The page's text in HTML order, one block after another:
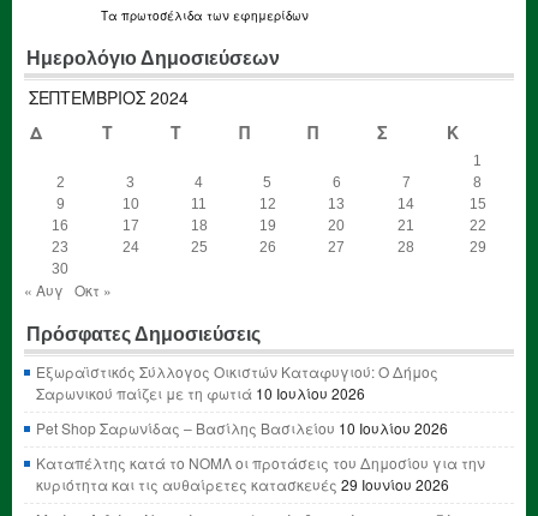
Τα πρωτοσέλιδα των εφημερίδων
Ημερολόγιο Δημοσιεύσεων
ΣΕΠΤΈΜΒΡΙΟΣ 2024
Δ
Τ Τ Π Π Σ Κ
1
2
3 4 5 6 7
8
9
10 11 12 13 14
15
16
17 18 19 20 21
22
23
24 25 26 27 28
29
30
« Αυγ Οκτ »
Πρόσφατες Δημοσιεύσεις
Εξωραϊστικός Σύλλογος Οικιστών Καταφυγιού: Ο Δήμος
Σαρωνικού παίζει με τη φωτιά 10 Ιουλίου 2026
Pet Shop Σαρωνίδας – Βασίλης Βασιλείου 10 Ιουλίου 2026
Καταπέλτης κατά το ΝΟΜΛ οι προτάσεις του Δημοσίου για την
κυριότητα και τις αυθαίρετες κατασκευές 29 Ιουνίου 2026